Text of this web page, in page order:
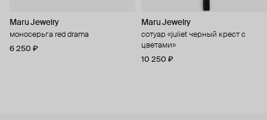
Maru Jewelry
моносерьга red drama
6 250 ₽
Maru Jewelry
сотуар «juliet черный крест с
цветами»
10 250 ₽